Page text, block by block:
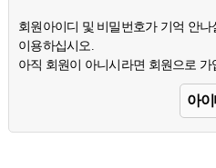
회원아이디 및 비밀번호가 기억 안
이용하십시오.
아직 회원이 아니시라면 회원으로
아이